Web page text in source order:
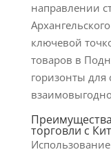
направлении
ключевой
товаров в
горизонты для
торговли с